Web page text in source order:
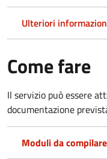
Ulteriori
Come fare
Il servizio può essere
documentazione
Moduli da